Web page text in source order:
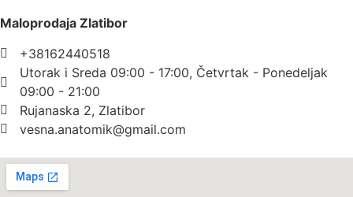
Maloprodaja Zlatibor
+38162440518
Utorak i Sreda 09:00 - 17:00, Četvrtak - Ponedeljak
09:00 - 21:00
Rujanaska 2, Zlatibor
vesna.anatomik@gmail.com​